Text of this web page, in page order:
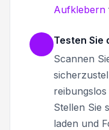
Aufklebern
Testen Sie
Scannen
Stellen Sie
laden und